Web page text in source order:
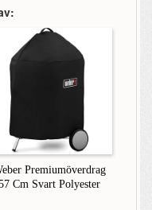
Premiumöverdrag
Cm Svart Polyester